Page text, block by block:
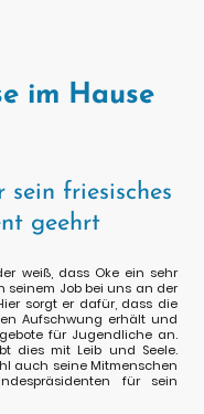
im Hause
friesisches
geehrt
weiß, dass Oke ein sehr
Job bei uns an der
sorgt er dafür, dass die
Aufschwung erhält und
für Jugendliche an.
dies mit Leib und Seele.
auch seine Mitmenschen
für sein